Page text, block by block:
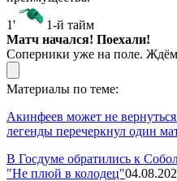
1'
1-й тайм
Матч начался! Поехали!
Соперники уже на поле. Ждём
Материалы по теме:
Акинфеев может не
легенды перечеркнул один
В Госдуме обратились к
"Не плюй в колодец"